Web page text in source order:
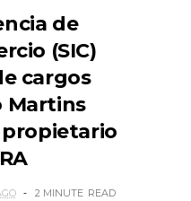
de
(S​IC)
cargos
Martins
propietario
2 MINUTE READ